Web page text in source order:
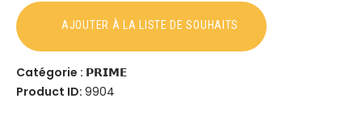
Catégorie : 𝗣𝗥𝗜𝗠𝗘
Product ID: 9904